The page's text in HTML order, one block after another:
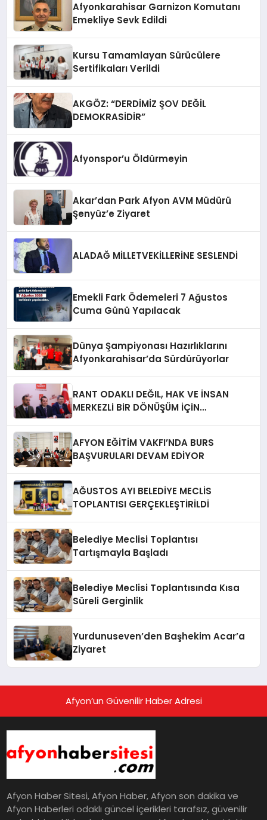
Afyonkarahisar Garnizon Komutanı
Emekliye Sevk Edildi
Kursu Tamamlayan Sürücülere
Sertifikaları Verildi
AKGÖZ: “DERDİMİZ ŞOV DEĞİL
DEMOKRASİDİR”
Afyonspor’u Öldürmeyin
Akar’dan Park Afyon AVM Müdürü
Şenyüz’e Ziyaret
ALADAĞ MİLLETVEKİLLERİNE SESLENDİ
Emekli Fark Ödemeleri 7 Ağustos
Cuma Günü Yapılacak
Dünya Şampiyonası Hazırlıklarını
Afyonkarahisar’da Sürdürüyorlar
RANT ODAKLI DEĞIL, HAK VE İNSAN
MERKEZLi BiR DÖNÜŞÜM İÇiN
AFYON EĞİTİM VAKFI’NDA BURS
BAŞVURULARI DEVAM EDİYOR
AĞUSTOS AYI BELEDİYE MECLİS
TOPLANTISI GERÇEKLEŞTİRİLDİ
Belediye Meclisi Toplantısı
Tartışmayla Başladı
Belediye Meclisi Toplantısında Kısa
Süreli Gerginlik
Yurdunuseven’den Başhekim Acar’a
Ziyaret
Afyon’un Güvenilir Haber Adresi
Afyon Haber Sitesi, Afyon Haber, Afyon son dakika ve
Afyon Haberleri odaklı güncel içerikleri tarafsız, güvenilir